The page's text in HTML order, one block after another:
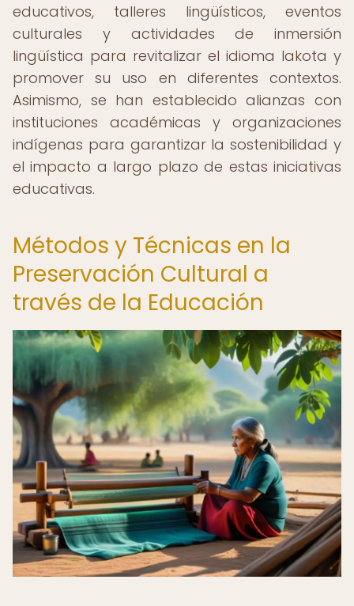
educativos, talleres lingüísticos, eventos
culturales y actividades de inmersión
lingüística para revitalizar el idioma lakota y
promover su uso en diferentes contextos.
Asimismo, se han establecido alianzas con
instituciones académicas y organizaciones
indígenas para garantizar la sostenibilidad y
el impacto a largo plazo de estas iniciativas
educativas.
Métodos y Técnicas en la
Preservación Cultural a
través de la Educación